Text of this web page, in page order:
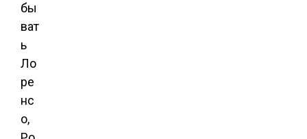
бы
ват
ь
Ло
ре
нс
о,